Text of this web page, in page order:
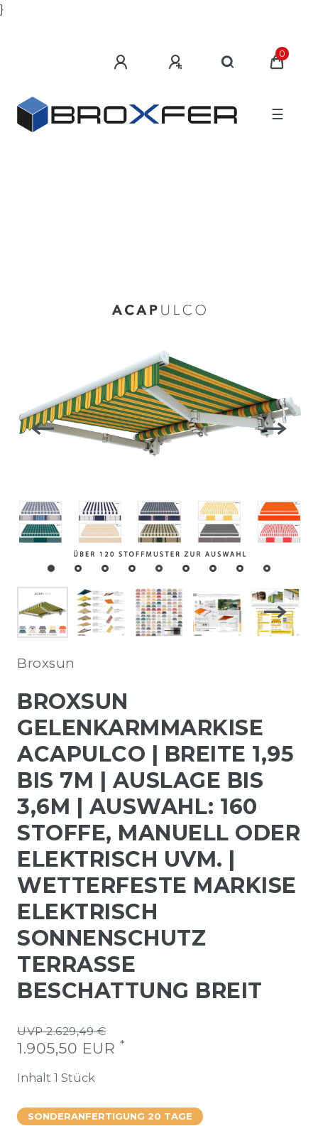
}
0
☰
Broxsun
BROXSUN
GELENKARMMARKISE
ACAPULCO | BREITE 1,95
BIS 7M | AUSLAGE BIS
3,6M | AUSWAHL: 160
STOFFE, MANUELL ODER
ELEKTRISCH UVM. |
WETTERFESTE MARKISE
ELEKTRISCH
SONNENSCHUTZ
TERRASSE
BESCHATTUNG BREIT
UVP 2.629,49 €
1.905,50 EUR *
Inhalt 1 Stück
SONDERANFERTIGUNG 20 TAGE